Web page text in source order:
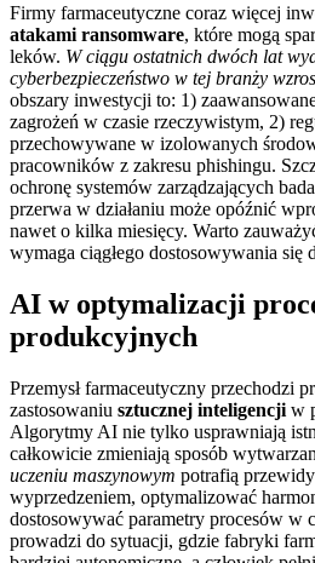
Firmy farmaceutyczne coraz więcej
atakami ransomware, które mogą
leków. W ciągu ostatnich dwóch lat
cyberbezpieczeństwo w tej branży
obszary inwestycji to: 1)
zagrożeń w czasie rzeczywistym, 2)
przechowywane w izolowanych
pracowników z zakresu phishingu.
ochronę systemów zarządzających
przerwa w działaniu może opóźnić
nawet o kilka miesięcy. Warto
wymaga ciągłego dostosowywania się
AI w optymalizacji
produkcyjnych
Przemysł farmaceutyczny przechodzi
zastosowaniu sztucznej inteligencji w
Algorytmy AI nie tylko usprawniają
całkowicie zmieniają sposób
uczeniu maszynowym potrafią
wyprzedzeniem, optymalizować
dostosowywać parametry procesów w
prowadzi do sytuacji, gdzie fabryki